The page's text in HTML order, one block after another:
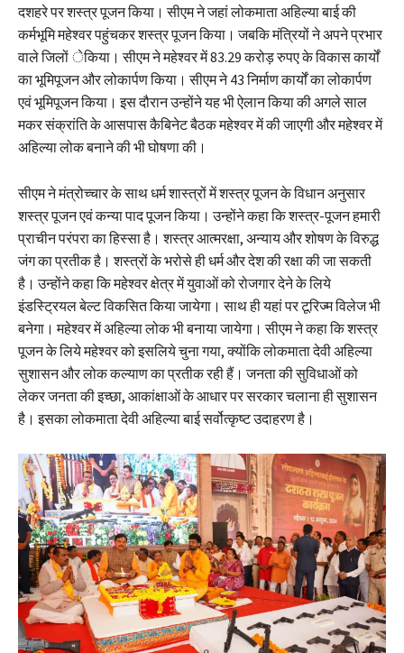
दशहरे पर शस्त्र पूजन किया। सीएम ने जहां लोकमाता अहिल्या बाई की
कर्मभूमि महेश्वर पहुंचकर शस्त्र पूजन किया। जबकि मंत्रियों ने अपने प्रभार
वाले जिलों ेकिया। सीएम ने महेश्वर में 83.29 करोड़ रुपए के विकास कार्यों
का भूमिपूजन और लोकार्पण किया। सीएम ने 43 निर्माण कार्यों का लोकार्पण
एवं भूमिपूजन किया। इस दौरान उन्होंने यह भी ऐलान किया की अगले साल
मकर संक्रांति के आसपास कैबिनेट बैठक महेश्वर में की जाएगी और महेश्वर में
अहिल्या लोक बनाने की भी घोषणा की।
सीएम ने मंत्रोच्चार के साथ धर्म शास्त्रों में शस्त्र पूजन के विधान अनुसार
शस्त्र पूजन एवं कन्या पाद पूजन किया। उन्होंने कहा कि शस्त्र-पूजन हमारी
प्राचीन परंपरा का हिस्सा है। शस्त्र आत्मरक्षा, अन्याय और शोषण के विरुद्ध
जंग का प्रतीक है। शस्त्रों के भरोसे ही धर्म और देश की रक्षा की जा सकती
है। उन्होंने कहा कि महेश्वर क्षेत्र में युवाओं को रोजगार देने के लिये
इंडस्ट्रियल बेल्ट विकसित किया जायेगा। साथ ही यहां पर टूरिज्म विलेज भी
बनेगा। महेश्वर में अहिल्या लोक भी बनाया जायेगा। सीएम ने कहा कि शस्त्र
पूजन के लिये महेश्वर को इसलिये चुना गया, क्योंकि लोकमाता देवी अहिल्या
सुशासन और लोक कल्याण का प्रतीक रही हैं। जनता की सुविधाओं को
लेकर जनता की इच्छा, आकांक्षाओं के आधार पर सरकार चलाना ही सुशासन
है। इसका लोकमाता देवी अहिल्या बाई सर्वोत्कृष्ट उदाहरण है।